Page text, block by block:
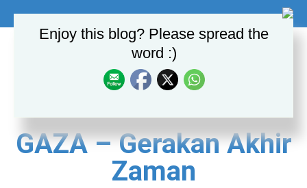
GAZA – Gerakan Akhir
Zaman
Enjoy this blog? Please spread the
word :)